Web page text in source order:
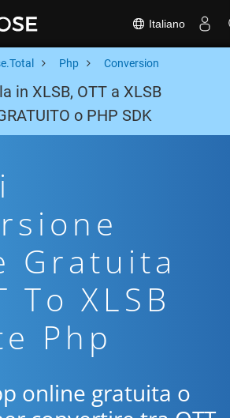
Italiano
Php Conversion
in XLSB, OTT a XLSB
o PHP SDK
Gratuita
To XLSB
Php
online gratuita o